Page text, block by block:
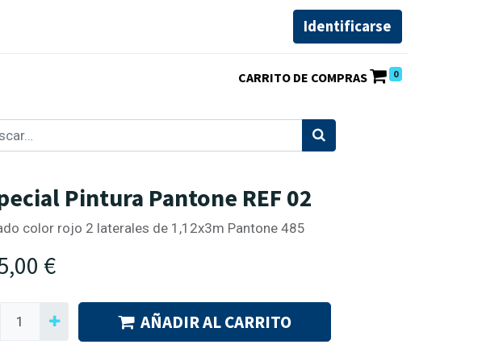
Identificarse
0
Pintura Pantone REF 02
color rojo 2 laterales de 1,12x3m Pantone 485
€
AÑADIR AL CARRITO